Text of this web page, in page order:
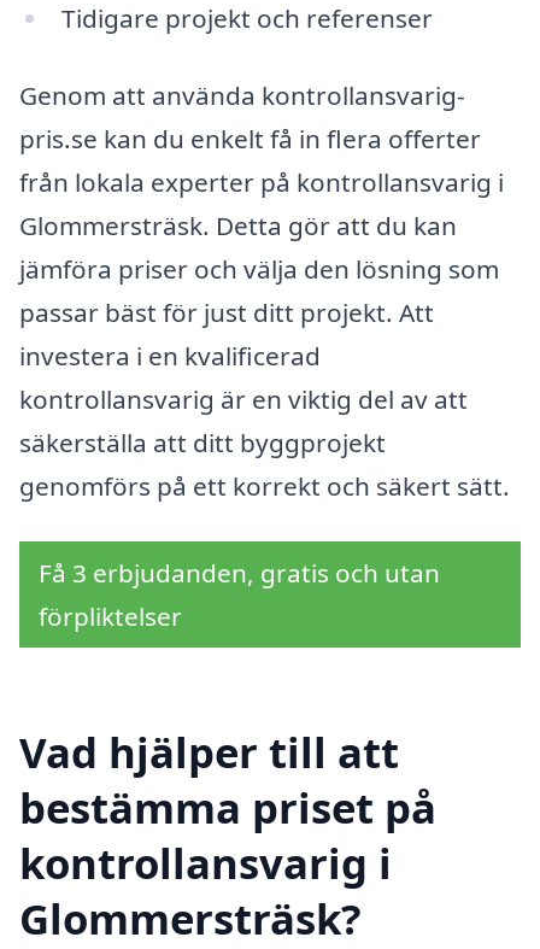
Tidigare projekt och referenser
Genom att använda kontrollansvarig-
pris.se kan du enkelt få in flera offerter
från lokala experter på kontrollansvarig i
Glommersträsk. Detta gör att du kan
jämföra priser och välja den lösning som
passar bäst för just ditt projekt. Att
investera i en kvalificerad
kontrollansvarig är en viktig del av att
säkerställa att ditt byggprojekt
genomförs på ett korrekt och säkert sätt.
Få 3 erbjudanden, gratis och utan
förpliktelser
Vad hjälper till att
bestämma priset på
kontrollansvarig i
Glommersträsk?